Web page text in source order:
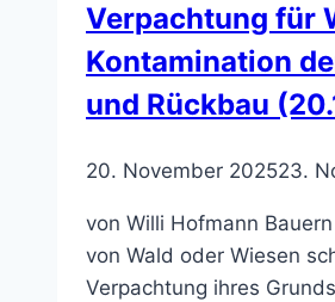
Verpachtung für
Kontamination
und Rückbau
20. November 202523.
von Willi Hofmann
von Wald oder Wiesen
Verpachtung ihres